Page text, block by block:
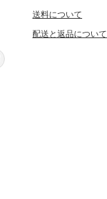
送料について
配送と返品について